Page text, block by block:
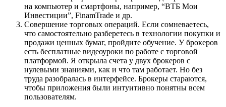
на компьютер и смартфоны, например, “ВТБ Мои
Инвестиции”, FinamTrade и др.
Совершение торговых операций. Если сомневаетесь,
что самостоятельно разберетесь в технологии покупки и
продажи ценных бумаг, пройдите обучение. У брокеров
есть бесплатные видеоуроки по работе с торговой
платформой. Я открыла счета у двух брокеров с
нулевыми знаниями, как и что там работает. Но без
труда разобралась в интерфейсе. Брокеры стараются,
чтобы приложения были интуитивно понятны всем
пользователям.